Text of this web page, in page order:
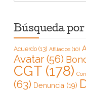
Búsqueda
Acuerdo (13) Afiliados (10)
Avatar (56)
CGT (178)
(63) Denuncia (19)